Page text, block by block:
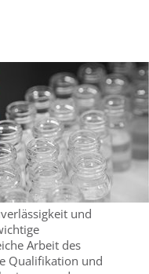
und
Arbeit des
Qualifikation und